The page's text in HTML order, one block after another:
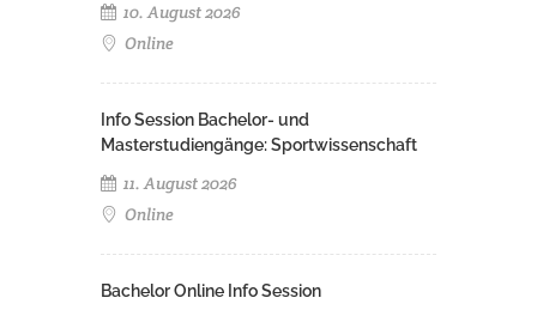
10. August 2026
Online
Info Session Bachelor- und
Masterstudiengänge: Sportwissenschaft
11. August 2026
Online
Bachelor Online Info Session